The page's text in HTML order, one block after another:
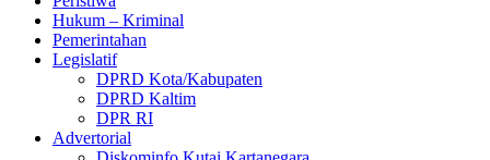
Hukum – Kriminal
Pemerintahan
Legislatif
DPRD Kota/Kabupaten
DPRD Kaltim
DPR RI
Advertorial